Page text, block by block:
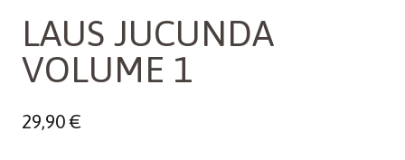
LAUS JUCUNDA
VOLUME 1
29,90€